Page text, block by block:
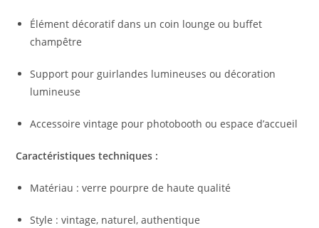
Élément décoratif dans un coin lounge ou buffet
champêtre
Support pour guirlandes lumineuses ou décoration
lumineuse
Accessoire vintage pour photobooth ou espace d’accueil
Caractéristiques techniques :
Matériau : verre pourpre de haute qualité
Style : vintage, naturel, authentique